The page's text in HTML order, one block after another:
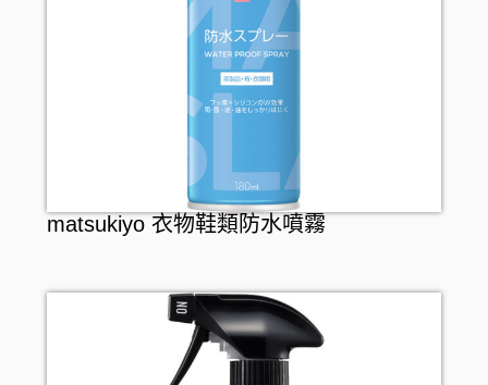
漱口水
假牙護理
matsukiyo 衣物鞋類防水噴霧